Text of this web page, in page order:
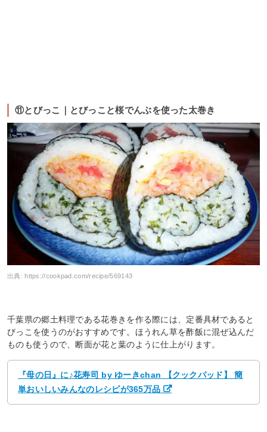
⑪とびっこ｜とびっこと桜でんぶを使った太巻き
出典:https://cookpad.com/recipe/569143
千葉県の郷土料理である花巻きを作る際には、定番具材であると
びっこを使うのがおすすめです。ほうれん草を酢飯に混ぜ込んだ
ものも使うので、断面が花と葉のように仕上がります。
『母の日』に♪花寿司 by ゆーきchan 【クックパッド】 簡
単おいしいみんなのレシピが365万品